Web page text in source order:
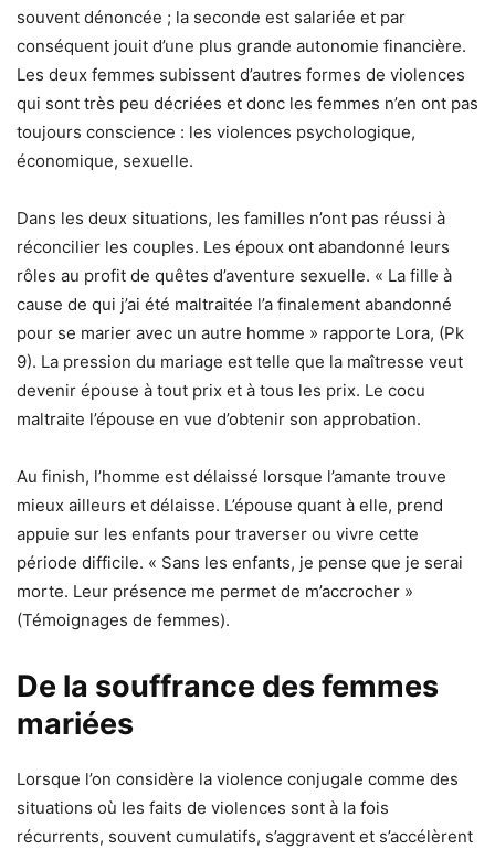
souvent dénoncée ; la seconde est salariée et par
conséquent jouit d’une plus grande autonomie financière.
Les deux femmes subissent d’autres formes de violences
qui sont très peu décriées et donc les femmes n’en ont pas
toujours conscience : les violences psychologique,
économique, sexuelle.
Dans les deux situations, les familles n’ont pas réussi à
réconcilier les couples. Les époux ont abandonné leurs
rôles au profit de quêtes d’aventure sexuelle. « La fille à
cause de qui j’ai été maltraitée l’a finalement abandonné
pour se marier avec un autre homme » rapporte Lora, (Pk
9). La pression du mariage est telle que la maîtresse veut
devenir épouse à tout prix et à tous les prix. Le cocu
maltraite l’épouse en vue d’obtenir son approbation.
Au finish, l’homme est délaissé lorsque l’amante trouve
mieux ailleurs et délaisse. L’épouse quant à elle, prend
appuie sur les enfants pour traverser ou vivre cette
période difficile. « Sans les enfants, je pense que je serai
morte. Leur présence me permet de m’accrocher »
(Témoignages de femmes).
De la souffrance des femmes
mariées
Lorsque l’on considère la violence conjugale comme des
situations où les faits de violences sont à la fois
récurrents, souvent cumulatifs, s’aggravent et s’accélèrent